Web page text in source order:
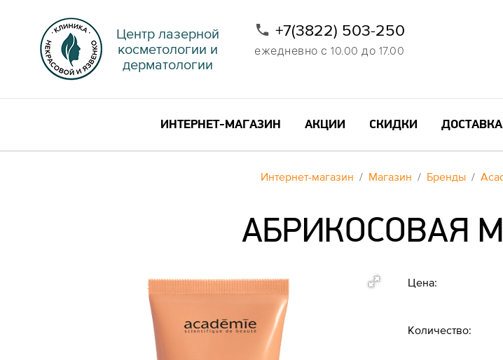
Центр лазерной
косметологии и
дерматологии
+7(3822) 503-250
ежедневно с 10.00 до 17.00
ИНТЕРНЕТ-МАГАЗИН АКЦИИ СКИДКИ
Интернет-магазин Магазин Бренды
АБРИКОСОВАЯ
Цена:
Количество: